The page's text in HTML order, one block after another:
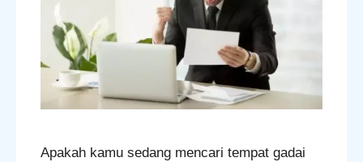
Apakah kamu sedang mencari tempat gadai